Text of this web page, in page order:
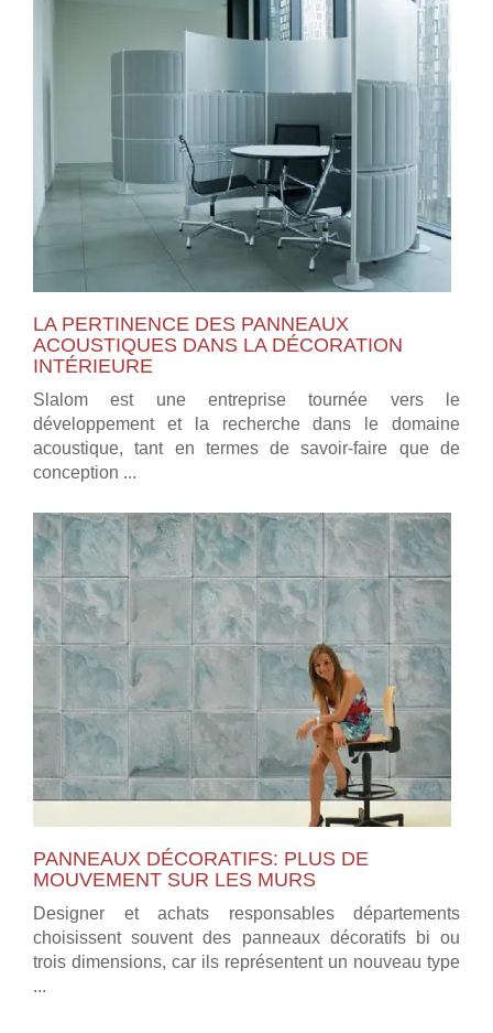
LA PERTINENCE DES PANNEAUX
ACOUSTIQUES DANS LA DÉCORATION
INTÉRIEURE
Slalom est une entreprise tournée vers le
développement et la recherche dans le domaine
acoustique, tant en termes de savoir-faire que de
conception ...
PANNEAUX DÉCORATIFS: PLUS DE
MOUVEMENT SUR LES MURS
Designer et achats responsables départements
choisissent souvent des panneaux décoratifs bi ou
trois dimensions, car ils représentent un nouveau type
...